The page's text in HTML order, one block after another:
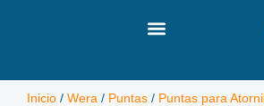
Inicio/ Wera / Puntas/ Puntas para